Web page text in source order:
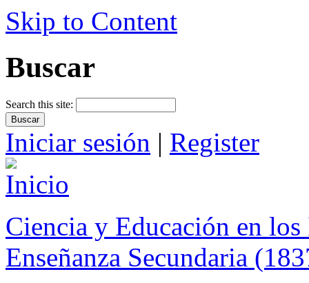
Skip to Content
Buscar
Search this site:
Iniciar sesión | Register
Ciencia y Educación en
Enseñanza Secundaria